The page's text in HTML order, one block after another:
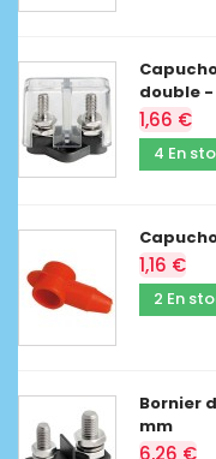
double
1,66 €
4 En
1,16 €
2 En
Bornier
mm
6,26 €